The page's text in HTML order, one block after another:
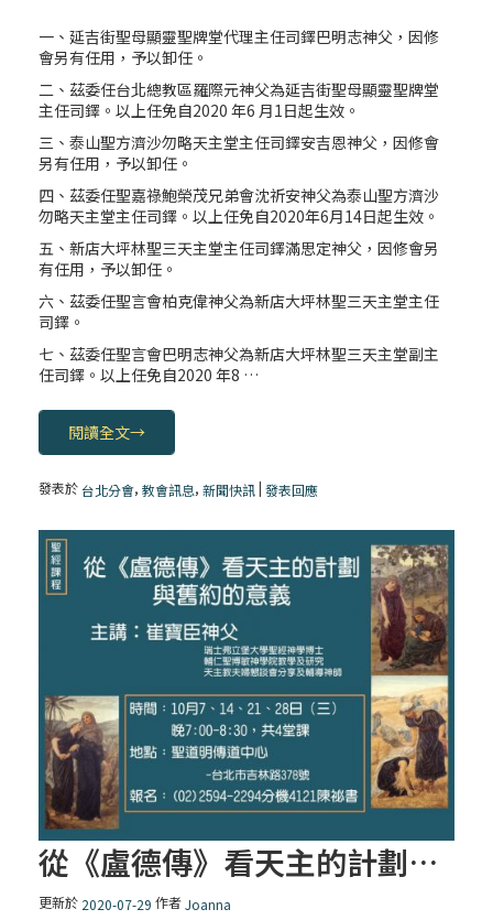
一、延吉街聖母顯靈聖牌堂代理主任司鐸巴明志神父，因修
會另有任用，予以卸任。
二、茲委任台北總教區羅際元神父為延吉街聖母顯靈聖牌堂
主任司鐸。以上任免自2020 年6 月1日起生效。
三、泰山聖方濟沙勿略天主堂主任司鐸安吉恩神父，因修會
另有任用，予以卸任。
四、茲委任聖嘉祿鮑榮茂兄弟會沈祈安神父為泰山聖方濟沙
勿略天主堂主任司鐸。以上任免自2020年6月14日起生效。
五、新店大坪林聖三天主堂主任司鐸滿思定神父，因修會另
有任用，予以卸任。
六、茲委任聖言會柏克偉神父為新店大坪林聖三天主堂主任
司鐸。
七、茲委任聖言會巴明志神父為新店大坪林聖三天主堂副主
任司鐸。以上任免自2020 年8 …
閱讀全文→
發表於 台北分會,教會訊息,新聞快訊|發表回應
從《盧德傳》看天主的計劃與舊約的意義
更新於 2020-07-29 作者 Joanna